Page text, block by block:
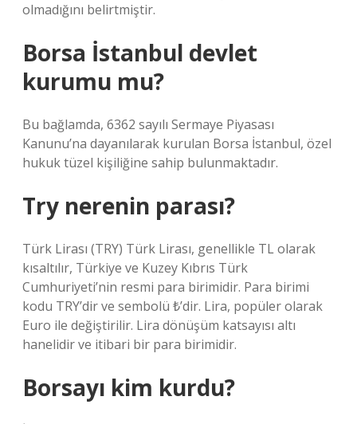
olmadığını belirtmiştir.
Borsa İstanbul devlet
kurumu mu?
Bu bağlamda, 6362 sayılı Sermaye Piyasası
Kanunu’na dayanılarak kurulan Borsa İstanbul, özel
hukuk tüzel kişiliğine sahip bulunmaktadır.
Try nerenin parası?
Türk Lirası (TRY) Türk Lirası, genellikle TL olarak
kısaltılır, Türkiye ve Kuzey Kıbrıs Türk
Cumhuriyeti’nin resmi para birimidir. Para birimi
kodu TRY’dir ve sembolü ₺’dir. Lira, popüler olarak
Euro ile değiştirilir. Lira dönüşüm katsayısı altı
hanelidir ve itibari bir para birimidir.
Borsayı kim kurdu?